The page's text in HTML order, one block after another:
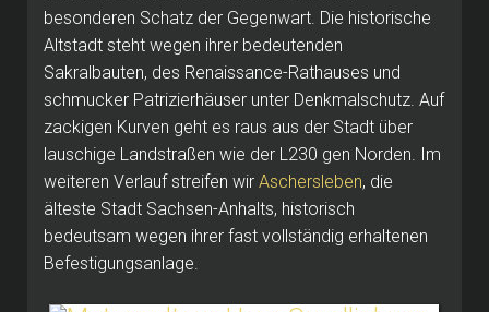
besonderen Schatz der Gegenwart. Die historische
Altstadt steht wegen ihrer bedeutenden
Sakralbauten, des Renaissance-Rathauses und
schmucker Patrizierhäuser unter Denkmalschutz. Auf
zackigen Kurven geht es raus aus der Stadt über
lauschige Landstraßen wie der L230 gen Norden. Im
weiteren Verlauf streifen wir Aschersleben, die
älteste Stadt Sachsen-Anhalts, historisch
bedeutsam wegen ihrer fast vollständig erhaltenen
Befestigungsanlage.